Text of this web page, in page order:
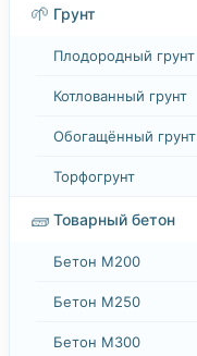
🌱 Грунт
Плодородный грунт
Котлованный грунт
Обогащённый грунт
Торфогрунт
🧱 Товарный бетон
Бетон М200
Бетон М250
Бетон М300